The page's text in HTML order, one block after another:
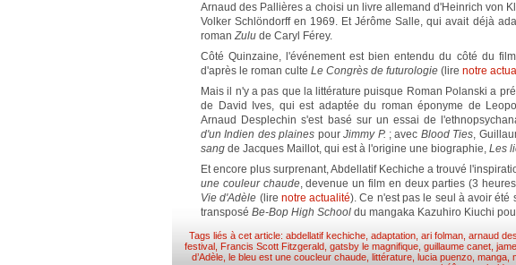
Arnaud des Pallières a choisi un livre allemand d'Heinrich von
Volker Schlöndorff en 1969. Et Jérôme Salle, qui avait déjà
romanZulu de Caryl Férey.
Côté Quinzaine, l'événement est bien entendu du côté du
d'après le roman culte Le Congrès de futurologie (lire notre
Mais il n'y a pas que la littérature puisque Roman Polanski a
de David Ives, qui est adaptée du roman éponyme de
Arnaud Desplechin s'est basé sur un essai de
d'un Indien des plaines pourJimmy P. ; avec Blood Ties,
sang de Jacques Maillot, qui est à l'origine une biographie, Les
Et encore plus surprenant, Abdellatif Kechiche a trouvé
une couleur chaude, devenue un film en deux parties (3
Vie d'Adèle (lire notre actualité). Ce n'est pas le seul à avoir été
transposé Be-Bop High School du mangaka Kazuhiro Kiuchi
Tags liés à cet article: abdellatif kechiche adaptation ari folman arnaud
festival Francis Scott Fitzgerald gatsby le magnifique guillaume canet
d’Adèle le bleu est une coucleur chaude littérature lucia puenzo manga